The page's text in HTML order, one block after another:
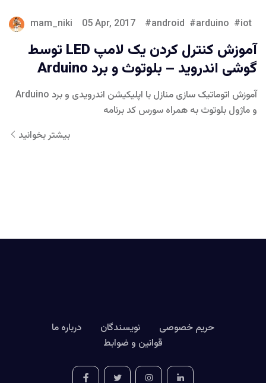
mam_niki 05 Apr, 2017 android arduino iot
آموزش کنترل کردن یک لامپ LED توسط
گوشی اندروید – بلوتوث و برد Arduino
آموزش اتوماتیک سازی منازل با اپلیکیشن اندرویدی و برد Arduino
و ماژول بلوتوث به همراه سورس کد برنامه
بیشتر بخوانید
درباره ما نویسندگان
حریم خصوصی
قوانین و ضوابط